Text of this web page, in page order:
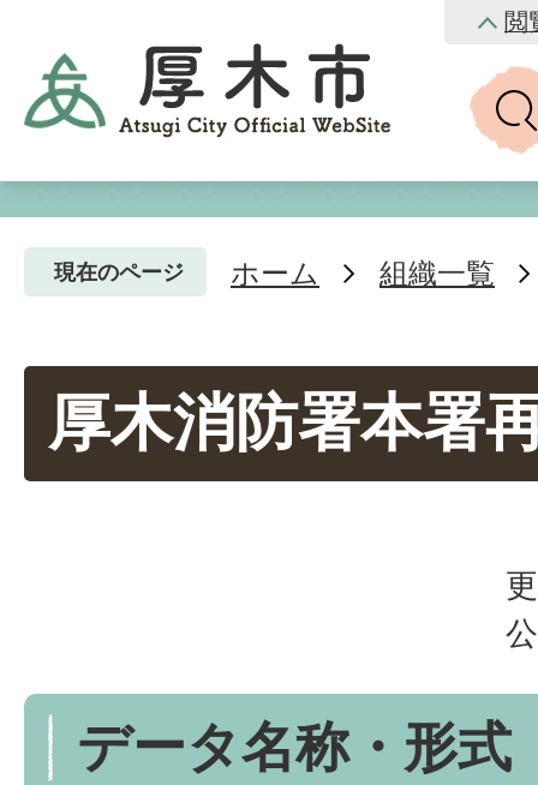
閲
現在のページ ホーム 組織一覧
厚木消防署本署
データ名称・形式